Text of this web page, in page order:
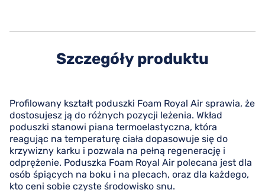
Szczegóły produktu
Profilowany kształt poduszki Foam Royal Air sprawia, że
dostosujesz ją do różnych pozycji leżenia. Wkład
poduszki stanowi piana termoelastyczna, która
reagując na temperaturę ciała dopasowuje się do
krzywizny karku i pozwala na pełną regenerację i
odprężenie. Poduszka Foam Royal Air polecana jest dla
osób śpiących na boku i na plecach, oraz dla każdego,
kto ceni sobie czyste środowisko snu.